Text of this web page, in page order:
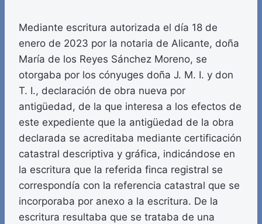
Mediante escritura autorizada el día 18 de
enero de 2023 por la notaria de Alicante, doña
María de los Reyes Sánchez Moreno, se
otorgaba por los cónyuges doña J. M. I. y don
T. I., declaración de obra nueva por
antigüedad, de la que interesa a los efectos de
este expediente que la antigüedad de la obra
declarada se acreditaba mediante certificación
catastral descriptiva y gráfica, indicándose en
la escritura que la referida finca registral se
correspondía con la referencia catastral que se
incorporaba por anexo a la escritura. De la
escritura resultaba que se trataba de una